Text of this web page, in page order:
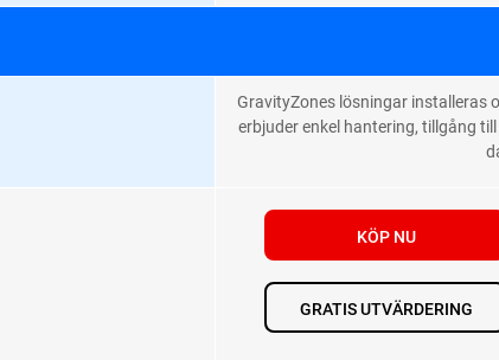
GravityZones lösningar installeras
erbjuder enkel hantering, tillgång
KÖP NU
GRATIS UTVÄRDERING